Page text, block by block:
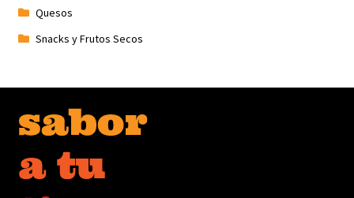
Quesos
Snacks y Frutos Secos